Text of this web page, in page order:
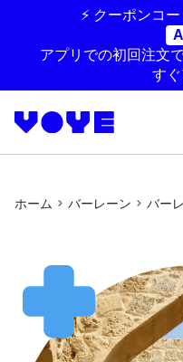
⚡ クーポンコ
アプリでの初回注文
すぐ
ホーム バーレーン バー